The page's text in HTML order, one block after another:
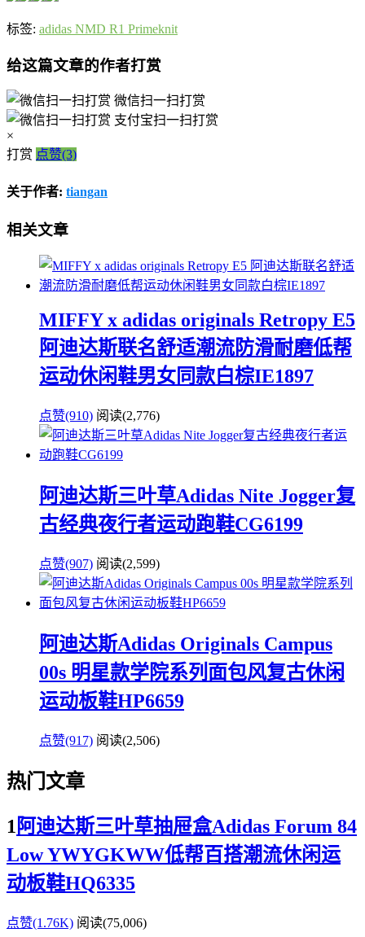
标签: adidas NMD R1 Primeknit
给这篇文章的作者打赏
微信扫一扫打赏
支付宝扫一扫打赏
×
打赏 点赞(3)
关于作者: tiangan
相关文章
MIFFY x adidas originals Retropy E5
阿迪达斯联名舒适潮流防滑耐磨低帮
运动休闲鞋男女同款白棕IE1897
点赞(910) 阅读(2,776)
阿迪达斯三叶草Adidas Nite Jogger复
古经典夜行者运动跑鞋CG6199
点赞(907) 阅读(2,599)
阿迪达斯Adidas Originals Campus
00s 明星款学院系列面包风复古休闲
运动板鞋HP6659
点赞(917) 阅读(2,506)
热门文章
1 阿迪达斯三叶草抽屉盒Adidas Forum 84
Low YWYGKWW低帮百搭潮流休闲运
动板鞋HQ6335
点赞(1.76K) 阅读(75,006)